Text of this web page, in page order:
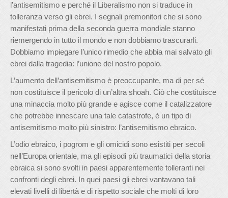
l’antisemitismo e perché il Liberalismo non si traduce in
tolleranza verso gli ebrei. I segnali premonitori che si sono
manifestati prima della seconda guerra mondiale stanno
riemergendo in tutto il mondo e non dobbiamo trascurarli.
Dobbiamo impiegare l’unico rimedio che abbia mai salvato gli
ebrei dalla tragedia: l’unione del nostro popolo.
L’aumento dell’antisemitismo è preoccupante, ma di per sé
non costituisce il pericolo di un’altra shoah. Ciò che costituisce
una minaccia molto più grande e agisce come il catalizzatore
che potrebbe innescare una tale catastrofe, è un tipo di
antisemitismo molto più sinistro: l’antisemitismo ebraico.
L’odio ebraico, i pogrom e gli omicidi sono esistiti per secoli
nell’Europa orientale, ma gli episodi più traumatici della storia
ebraica si sono svolti in paesi apparentemente tolleranti nei
confronti degli ebrei. In quei paesi gli ebrei vantavano tali
elevati livelli di libertà e di rispetto sociale che molti di loro